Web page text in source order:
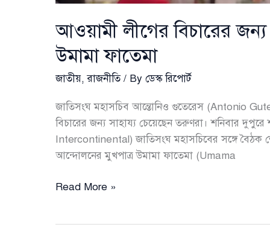
আওয়ামী লীগের বিচারের
উমামা ফাতেমা
জাতীয়,রাজনীতি/ By ডেস্ক রিপোর্ট
জাতিসংঘ মহাসচিব আন্তোনিও গুতেরেস (Antonio
বিচারের জন্য সাহায্য চেয়েছেন তরুণরা। শনিবার দুপুরে
Intercontinental) জাতিসংঘ মহাসচিবের সঙ্গে বৈঠক
আন্দোলনের মুখপাত্র উমামা ফাতেমা (Umama
আওয়ামী
Read More »